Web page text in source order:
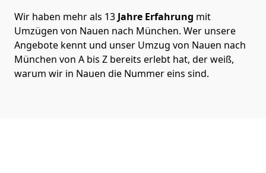
Wir haben mehr als 13 Jahre Erfahrung mit
Umzügen von Nauen nach München. Wer unsere
Angebote kennt und unser Umzug von Nauen nach
München von A bis Z bereits erlebt hat, der weiß,
warum wir in Nauen die Nummer eins sind.